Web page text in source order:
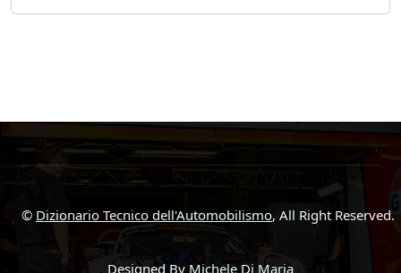
© Dizionario Tecnico dell'Automobilismo, All Right Reserved.
Designed By Michele Di Maria